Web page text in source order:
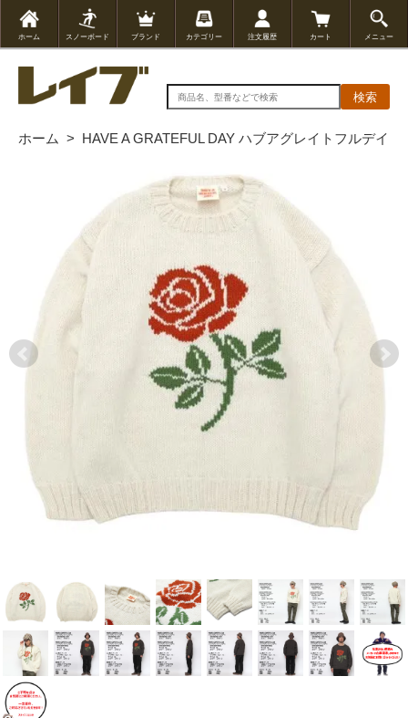
ホーム スノーボード ブランド カテゴリー 注文履歴 カート メニュー
検索
ホーム > HAVE A GRATEFUL DAY ハブアグレイトフルデイ